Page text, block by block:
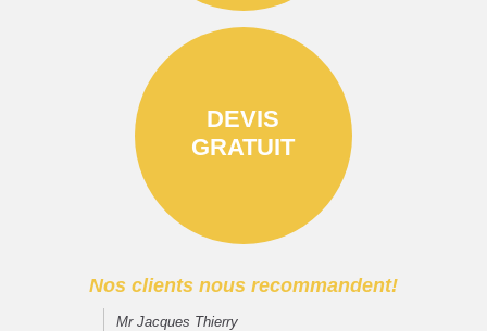
DEVIS
GRATUIT
Nos clients nous recommandent!
Mr Jacques Thierry